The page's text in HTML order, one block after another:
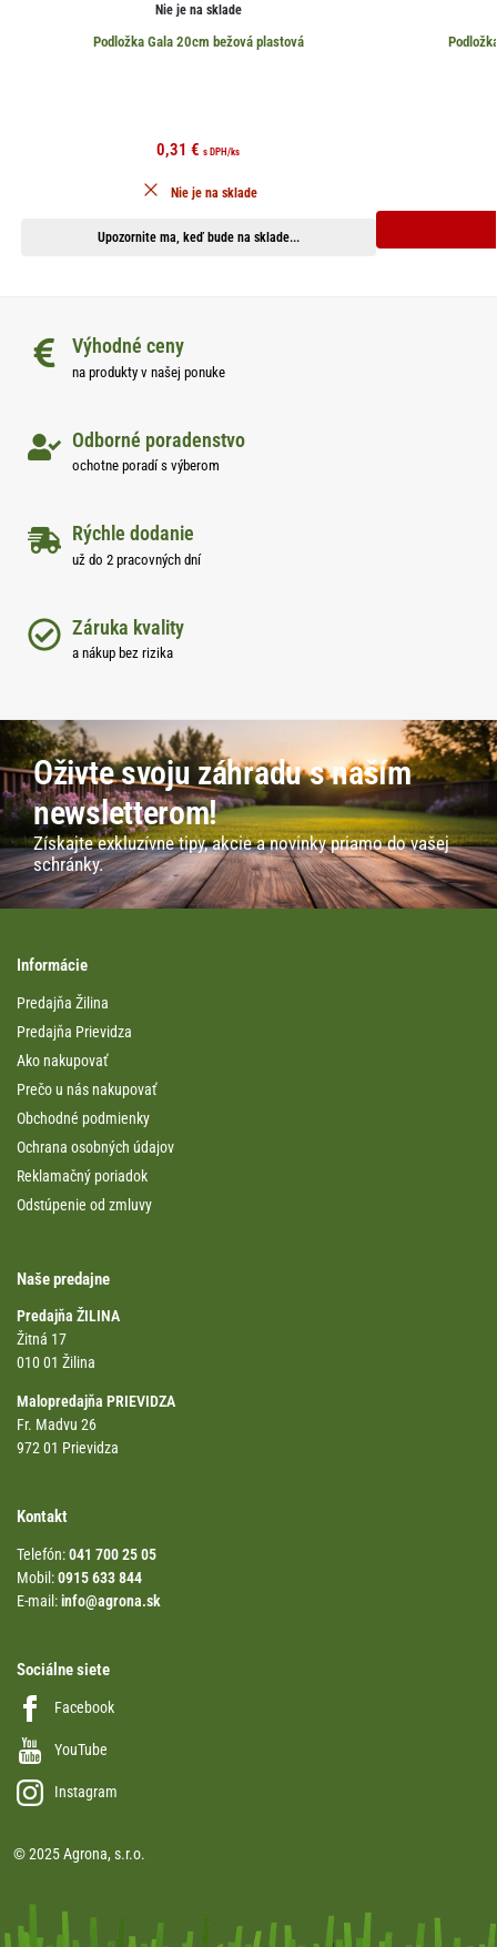
Nie je na sklade
Podložka Gala 20cm bežová plastová
0,31€ s DPH/ks
Upozornite ma, keď bude na sklade...
Nie je na sklade
Výhodné ceny
na produkty v našej ponuke
Odborné poradenstvo
ochotne poradí s výberom
Rýchle dodanie
už do 2 pracovných dní
Záruka kvality
a nákup bez rizika
Oživte svoju záhradu s naším
newsletterom!
Získajte exkluzívne tipy, akcie a novinky priamo do vašej
schránky.
Informácie
Predajňa Žilina
Predajňa Prievidza
Ako nakupovať
Prečo u nás nakupovať
Obchodné podmienky
Ochrana osobných údajov
Reklamačný poriadok
Odstúpenie od zmluvy
Naše predajne
Predajňa ŽILINA
Žitná 17
010 01 Žilina
Malopredajňa PRIEVIDZA
Fr. Madvu 26
972 01 Prievidza
Kontakt
Telefón:041 700 25 05
Mobil:0915 633 844
E-mail:info@agrona.sk
Sociálne siete
Facebook
YouTube
Instagram
© 2025 Agrona, s.r.o.